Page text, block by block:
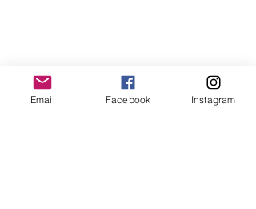
Email Facebook Instagram